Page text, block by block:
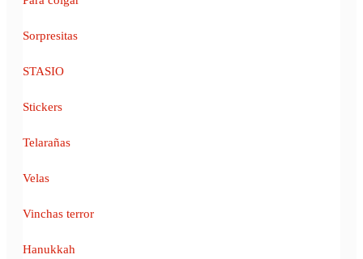
Sorpresitas
STASIO
Stickers
Telarañas
Velas
Vinchas terror
Hanukkah